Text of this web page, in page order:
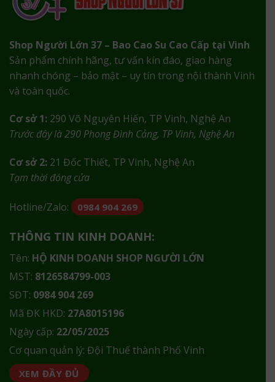
Shop Người Lớn 37 – Bao Cao Su Cao Cấp tại Vinh
Sản phẩm chính hãng, tư vấn kín đáo, giao hàng
nhanh chóng – bảo mật – uy tín trong nội thành Vinh
và toàn quốc.
Cơ sở 1: 290 Võ Nguyên Hiến, TP Vinh, Nghệ An
Trước đây là 290 Phong Đình Cảng, TP Vinh, Nghệ An
Cơ sở 2: 21 Đốc Thiết, TP Vinh, Nghệ An
Tạm thời đóng cửa
Hotline/Zalo: 0984 904 269
THÔNG TIN KINH DOANH:
Tên: HỘ KINH DOANH SHOP NGƯỜI LỚN
MST: 8126584799-003
SĐT: 0984 904 269
Mã ĐK HKD: 27A8015196
Ngày cấp: 22/05/2025
Cơ quan quản lý: Đội Thuế thành Phố Vinh
XEM ĐẦY ĐỦ